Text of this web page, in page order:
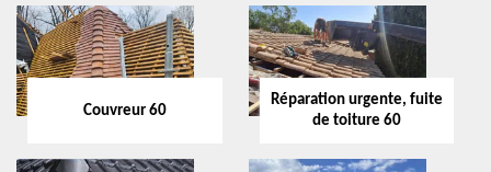
Couvreur 60
Réparation urgente, fuite
de toiture 60